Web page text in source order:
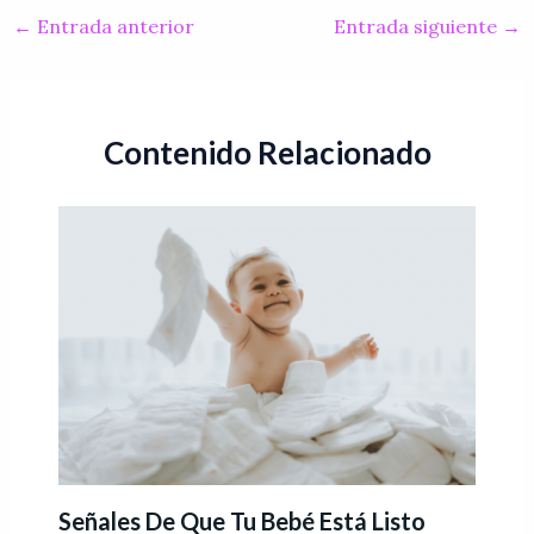
← Entrada anterior Entrada siguiente →
Contenido Relacionado
Señales De Que Tu Bebé Está Listo